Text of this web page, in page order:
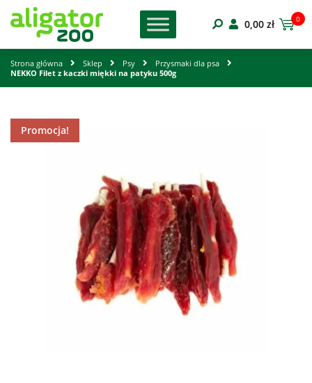
0,00 zł 0
Strona główna Sklep Psy
Przysmaki dla psa
NEKKO Filet z kaczki miękki na patyku 500g
Promocja!